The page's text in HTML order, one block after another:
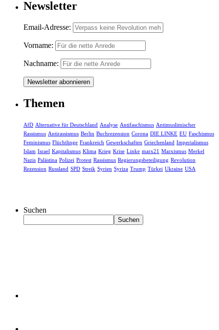
Newsletter
Email-Adresse:
Vorname:
Nachname:
Themen
AfD Alternative für Deutschland Analyse Antifaschismus Antimuslimischer
Rassismus Antirassismus Berlin Buchrezension Corona DIE LINKE EU Faschismus
Feminismus Flüchtlinge Frankreich Gewerkschaften Griechenland Imperialismus
Islam Israel Kapitalismus Klima Krieg Krise Linke marx21 Marxismus Merkel
Nazis Palästina Polizei Protest Rassismus Regierungsbeteiligung Revolution
Rezension Russland SPD Streik Syrien Syriza Trump Türkei Ukraine USA
Suchen
Suchen